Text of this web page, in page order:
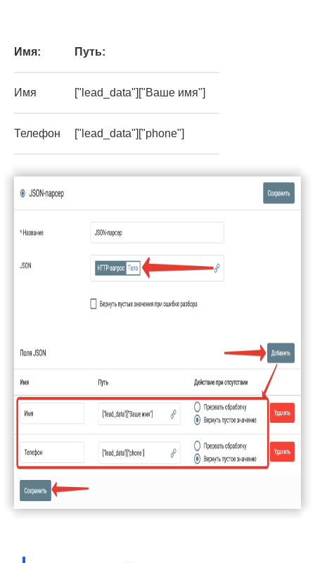
Имя: Путь:
Имя ["lead_data"]["Ваше имя"]
Телефон ["lead_data"]["phone"]